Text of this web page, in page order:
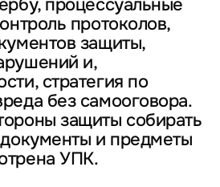
процессуальные
протоколов,
защиты,
и,
стратегия по
без самооговора.
защиты собирать
и предметы
УПК.